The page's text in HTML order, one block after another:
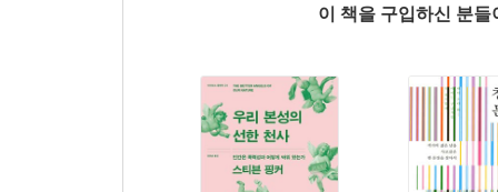
이 책을 구입하신 분